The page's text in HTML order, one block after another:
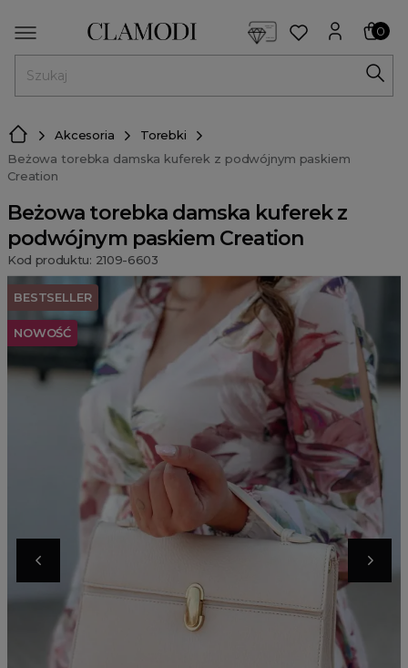
0
Akcesoria
Torebki
Beżowa torebka damska kuferek z podwójnym paskiem
Creation
Beżowa torebka damska kuferek z
podwójnym paskiem Creation
Kod produktu: 2109-6603
BESTSELLER
NOWOŚĆ